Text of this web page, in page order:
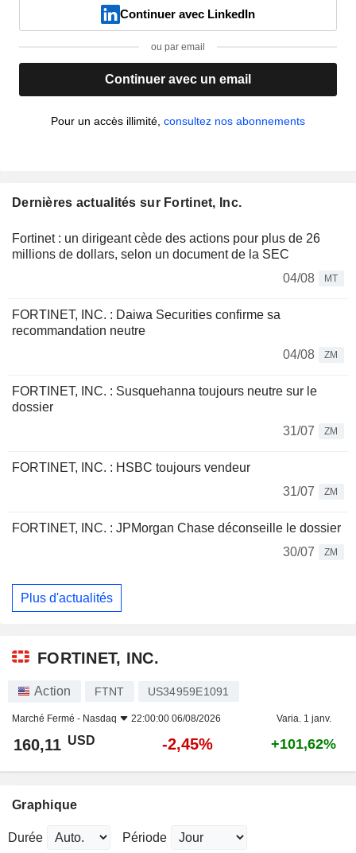
Continuer avec LinkedIn
ou par email
Continuer avec un email
Pour un accès illimité, consultez nos abonnements
Dernières actualités sur Fortinet, Inc.
Fortinet : un dirigeant cède des actions pour plus de 26
millions de dollars, selon un document de la SEC
04/08
MT
FORTINET, INC. : Daiwa Securities confirme sa
recommandation neutre
04/08
ZM
FORTINET, INC. : Susquehanna toujours neutre sur le
dossier
31/07
ZM
FORTINET, INC. : HSBC toujours vendeur
31/07
ZM
FORTINET, INC. : JPMorgan Chase déconseille le dossier
30/07
ZM
Plus d'actualités
FORTINET, INC.
Action FTNT US34959E1091
Marché Fermé - Nasdaq 22:00:00 06/08/2026 Varia. 1 janv.
160,11 USD -2,45% +101,62%
Graphique
Durée Période